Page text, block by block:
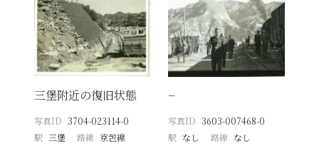
三堡附近の復旧状態
写真ID 3704-023114-0
駅 三堡 路線 京包線
−
写真ID 3603-007468-0
駅 なし 路線 なし